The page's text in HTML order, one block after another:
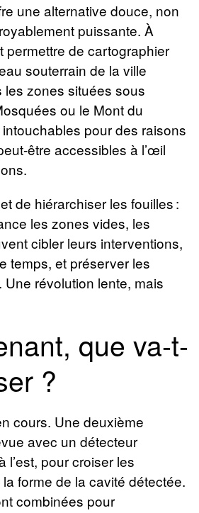
une alternative douce, non
puissante. À
permettre de cartographier
souterrain de la ville
les zones situées sous
ou le Mont du
pour des raisons
être accessibles à l’œil
de hiérarchiser les fouilles :
les zones vides, les
cibler leurs interventions,
temps, et préserver les
révolution lente, mais
que va-t-
?
cours. Une deuxième
avec un détecteur
l’est, pour croiser les
forme de la cavité détectée.
combinées pour